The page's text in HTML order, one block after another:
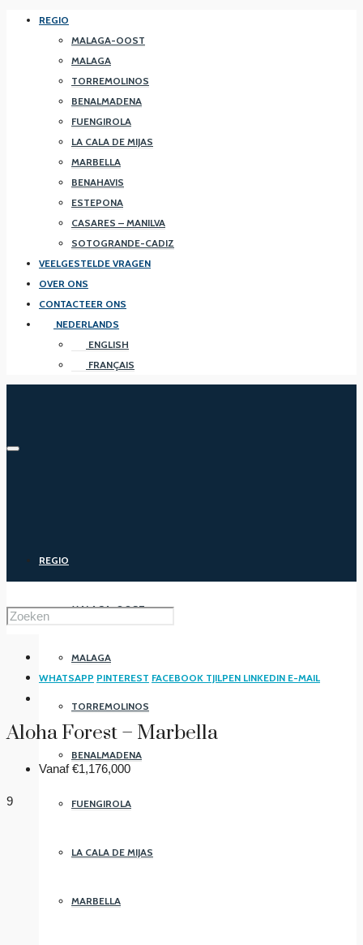
REGIO
MALAGA-OOST
MALAGA
TORREMOLINOS
BENALMADENA
FUENGIROLA
LA CALA DE MIJAS
MARBELLA
BENAHAVIS
ESTEPONA
CASARES – MANILVA
SOTOGRANDE-CADIZ
VEELGESTELDE VRAGEN
OVER ONS
CONTACTEER ONS
NEDERLANDS
ENGLISH
FRANÇAIS
REGIO
MALAGA-OOST
MALAGA
TORREMOLINOS
BENALMADENA
FUENGIROLA
LA CALA DE MIJAS
MARBELLA
WHATSAPP PINTEREST FACEBOOK TJILPEN LINKEDIN E-MAIL
Aloha Forest – Marbella
Vanaf€1,176,000
9